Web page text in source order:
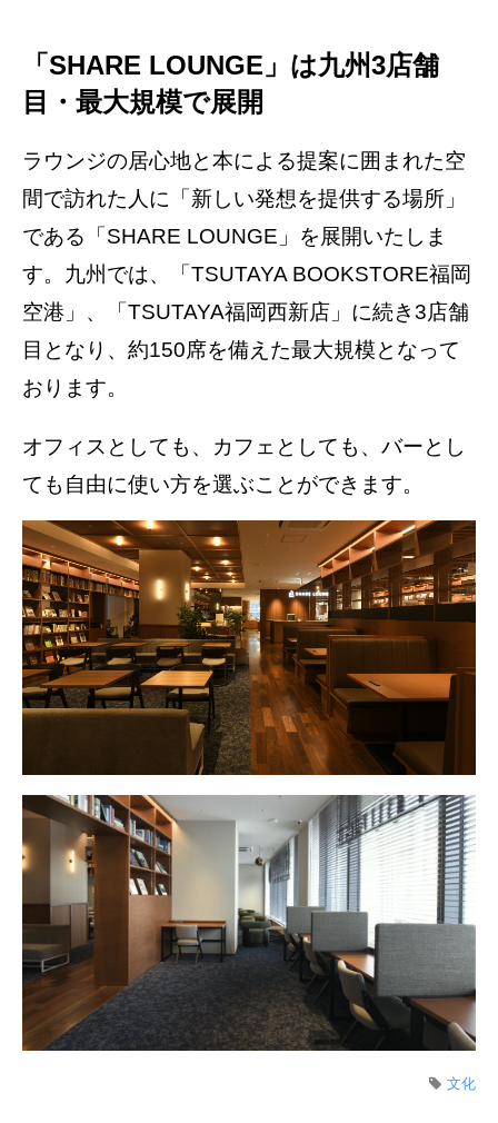
「SHARE LOUNGE」は九州3店舗
目・最大規模で展開
ラウンジの居心地と本による提案に囲まれた空
間で訪れた人に「新しい発想を提供する場所」
である「SHARE LOUNGE」を展開いたしま
す。九州では、「TSUTAYA BOOKSTORE福岡
空港」、「TSUTAYA福岡西新店」に続き3店舗
目となり、約150席を備えた最大規模となって
おります。
オフィスとしても、カフェとしても、バーとし
ても自由に使い方を選ぶことができます。
文化